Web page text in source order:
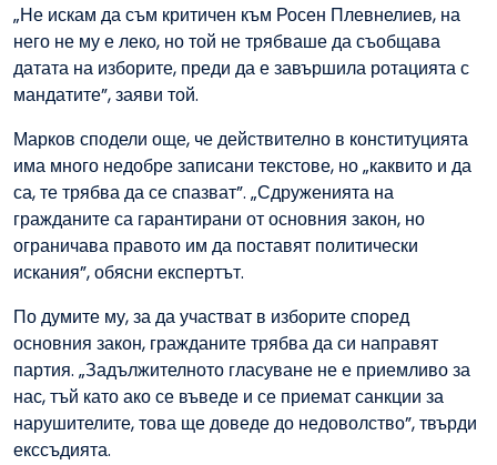
„Не искам да съм критичен към Росен Плевнелиев, на
него не му е леко, но той не трябваше да съобщава
датата на изборите, преди да е завършила ротацията с
мандатите”, заяви той.
Марков сподели още, че действително в конституцията
има много недобре записани текстове, но „каквито и да
са, те трябва да се спазват”. „Сдруженията на
гражданите са гарантирани от основния закон, но
ограничава правото им да поставят политически
искания”, обясни експертът.
По думите му, за да участват в изборите според
основния закон, гражданите трябва да си направят
партия. „Задължителното гласуване не е приемливо за
нас, тъй като ако се въведе и се приемат санкции за
нарушителите, това ще доведе до недоволство”, твърди
екссъдията.